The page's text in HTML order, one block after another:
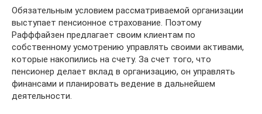
Обязательным условием рассматриваемой организации
выступает пенсионное страхование. Поэтому
Рафффайзен предлагает своим клиентам по
собственному усмотрению управлять своими активами,
которые накопились на счету. За счет того, что
пенсионер делает вклад в организацию, он управлять
финансами и планировать ведение в дальнейшем
деятельности.